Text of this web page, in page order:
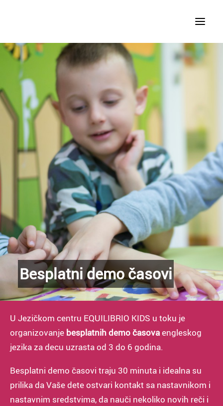
KURSEVI STRANIH JEZIKA
SPECIJALIZOVANI KURSEVI
JEZIČKI KAMPOVI
Besplatni demo časovi
U Jezičkom centru EQUILIBRIO KIDS u toku je
organizovanje besplatnih demo časovaengleskog
jezika za decu uzrasta od 3 do 6 godina.
Besplatni demo časovi traju 30 minuta i idealna su
prilika da Vaše dete ostvari kontakt sa nastavnikom i
nastavnim sredstvima, da nauči nekoliko novih reči i